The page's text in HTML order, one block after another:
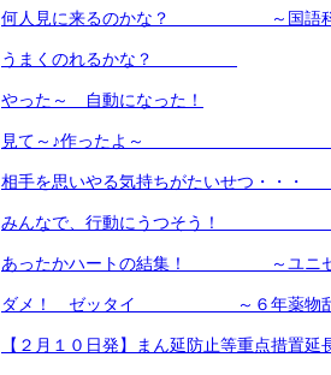
何人見に来るのかな？ ～国語科
うまくのれるかな？
やった～ 自動になった！
見て～♪作ったよ～ ～
相手を思いやる気持ちがたいせつ・・
みんなで、行動にうつそう！
あったかハートの結集！ ～ユニセ
ダメ！ ゼッタイ ～６年薬物乱用
【２月１０日発】まん延防止等重点措置延